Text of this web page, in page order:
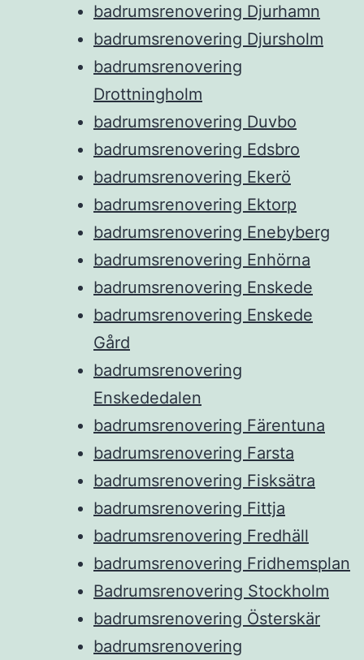
badrumsrenovering Djurhamn
badrumsrenovering Djursholm
badrumsrenovering
Drottningholm
badrumsrenovering Duvbo
badrumsrenovering Edsbro
badrumsrenovering Ekerö
badrumsrenovering Ektorp
badrumsrenovering Enebyberg
badrumsrenovering Enhörna
badrumsrenovering Enskede
badrumsrenovering Enskede
Gård
badrumsrenovering
Enskededalen
badrumsrenovering Färentuna
badrumsrenovering Farsta
badrumsrenovering Fisksätra
badrumsrenovering Fittja
badrumsrenovering Fredhäll
badrumsrenovering Fridhemsplan
Badrumsrenovering Stockholm
badrumsrenovering Österskär
badrumsrenovering